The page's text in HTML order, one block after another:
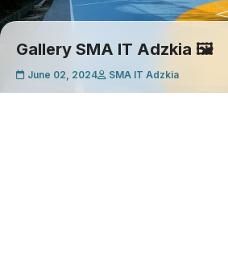
Cari Artikel
Gallery SMA IT Adzkia 🖼️
June 02, 2024 SMA IT Adzkia